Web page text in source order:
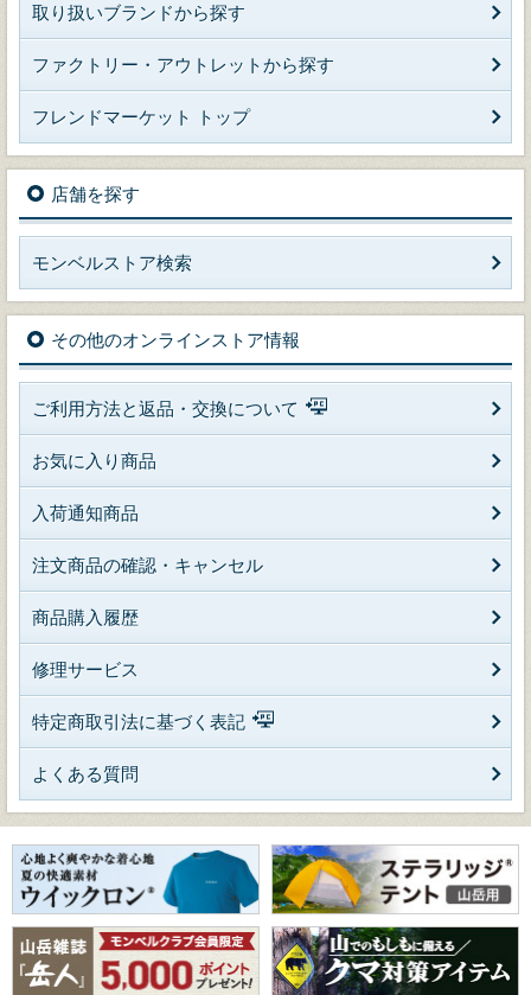
取り扱いブランドから探す
ファクトリー・アウトレットから探す
フレンドマーケット トップ
店舗を探す
モンベルストア検索
その他のオンラインストア情報
ご利用方法と返品・交換について
お気に入り商品
入荷通知商品
注文商品の確認・キャンセル
商品購入履歴
修理サービス
特定商取引法に基づく表記
よくある質問